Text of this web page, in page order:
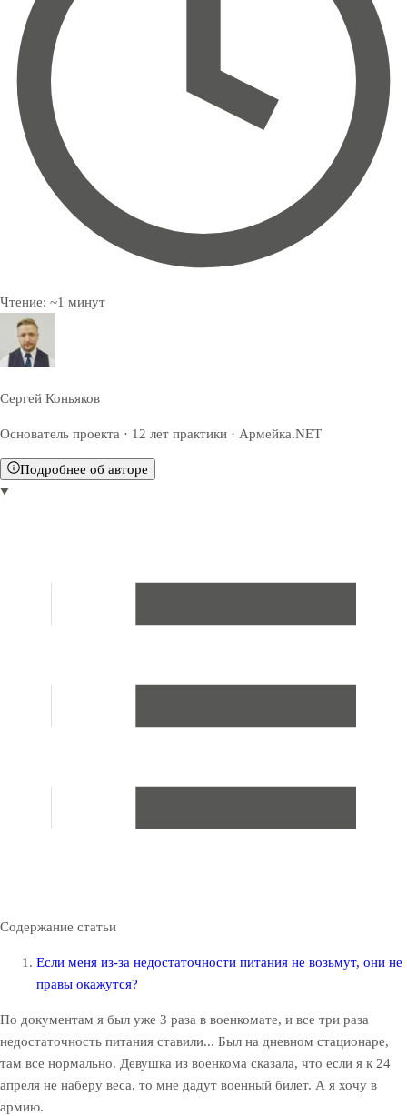
Чтение: ~1 минут
Сергей Коньяков
Основатель проекта · 12 лет практики · Армейка.NET
Подробнее об авторе
Содержание статьи
Если меня из-за недостаточности питания не возьмут, они не
правы окажутся?
По документам я был уже 3 раза в военкомате, и все три раза
недостаточность питания ставили... Был на дневном стационаре,
там все нормально. Девушка из военкома сказала, что если я к 24
апреля не наберу веса, то мне дадут военный билет. А я хочу в
армию.